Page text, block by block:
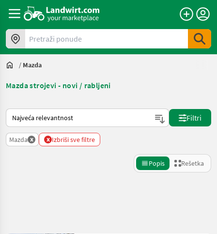
Pretraži ponude
/ Mazda
Mazda strojevi - novi / rabljeni
Tako se sortira na Landwirt.com
Filtri
Mazda x x Izbriši sve filtre
Popis Rešetka